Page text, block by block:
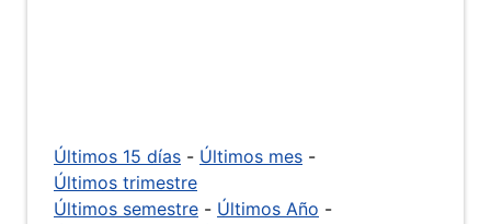
Últimos 15 días - Últimos mes -
Últimos trimestre
Últimos semestre - Últimos Año -